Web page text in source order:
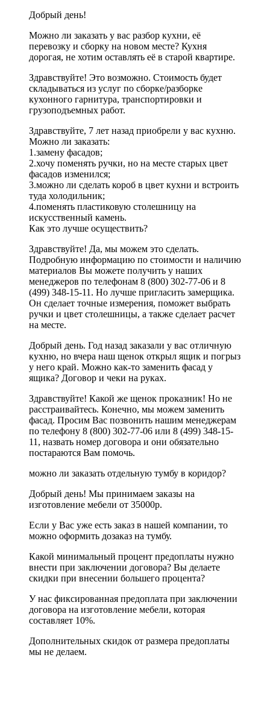
Добрый день!
Можно ли заказать у вас разбор кухни, её
перевозку и сборку на новом месте? Кухня
дорогая, не хотим оставлять её в старой квартире.
Здравствуйте! Это возможно. Стоимость будет
складываться из услуг по сборке/разборке
кухонного гарнитура, транспортировки и
грузоподъемных работ.
Здравствуйте, 7 лет назад приобрели у вас кухню.
Можно ли заказать:
1.замену фасадов;
2.хочу поменять ручки, но на месте старых цвет
фасадов изменился;
3.можно ли сделать короб в цвет кухни и встроить
туда холодильник;
4.поменять пластиковую столешницу на
искусственный камень.
Как это лучше осуществить?
Здравствуйте! Да, мы можем это сделать.
Подробную информацию по стоимости и наличию
материалов Вы можете получить у наших
менеджеров по телефонам 8 (800) 302-77-06 и 8
(499) 348-15-11. Но лучше пригласить замерщика.
Он сделает точные измерения, поможет выбрать
ручки и цвет столешницы, а также сделает расчет
на месте.
Добрый день. Год назад заказали у вас отличную
кухню, но вчера наш щенок открыл ящик и погрыз
у него край. Можно как-то заменить фасад у
ящика? Договор и чеки на руках.
Здравствуйте! Какой же щенок проказник! Но не
расстраивайтесь. Конечно, мы можем заменить
фасад. Просим Вас позвонить нашим менеджерам
по телефону 8 (800) 302-77-06 или 8 (499) 348-15-
11, назвать номер договора и они обязательно
постараются Вам помочь.
можно ли заказать отдельную тумбу в коридор?
Добрый день! Мы принимаем заказы на
изготовление мебели от 35000р.
Если у Вас уже есть заказ в нашей компании, то
можно оформить дозаказ на тумбу.
Какой минимальный процент предоплаты нужно
внести при заключении договора? Вы делаете
скидки при внесении большего процента?
У нас фиксированная предоплата при заключении
договора на изготовление мебели, которая
составляет 10%.
Дополнительных скидок от размера предоплаты
мы не делаем.